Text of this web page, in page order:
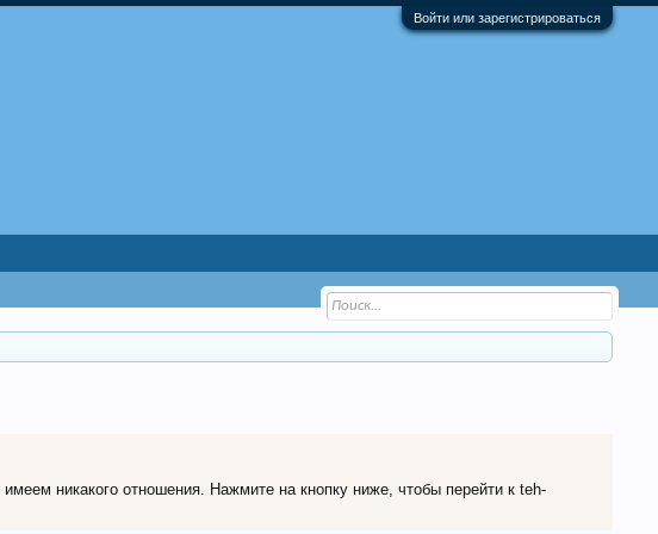
Войти или зарегистрироваться
никакого отношения. Нажмите на кнопку ниже, чтобы перейти к teh-